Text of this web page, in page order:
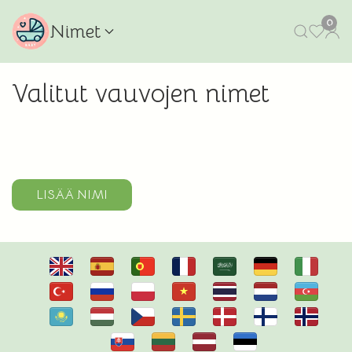
Nimet 0
Valitut vauvojen nimet
LISÄÄ NIMI